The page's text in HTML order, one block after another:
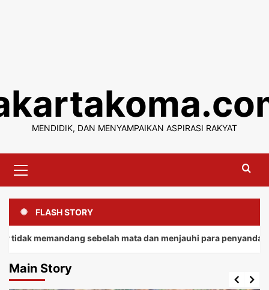
content
MENDIDIK, DAN MENYAMPAIKAN ASPIRASI RAKYAT
Menu
FLASH STORY
sebelah mata dan menjauhi para penyandang.
Main Story